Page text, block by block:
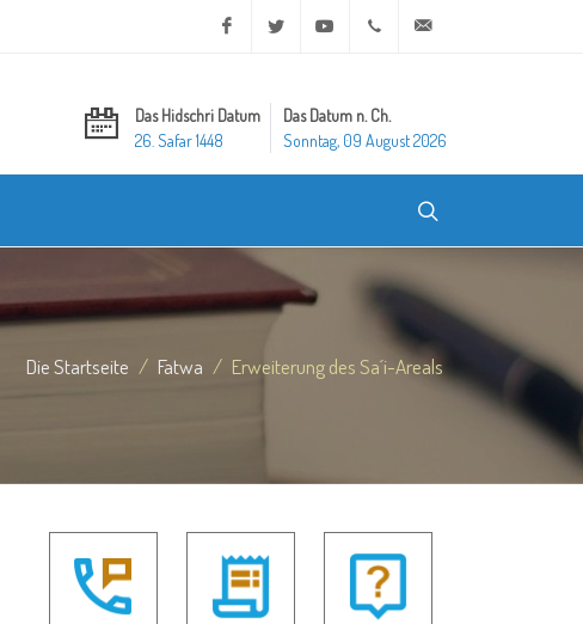
Facebook Twitter Youtube +20 2 25970400
Das Hidschri Datum
26. Safar 1448
Das Datum n. Ch.
Sonntag, 09 August 2026
Die Startseite Fatwa Erweiterung des Sa´i-Areals